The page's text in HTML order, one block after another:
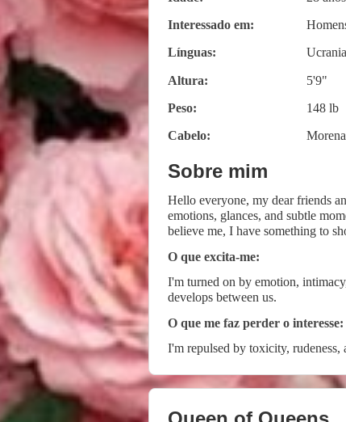
Interessado em:
Línguas:
Altura:
5'9"
Peso:
148 lb
Cabelo:
Sobre mim
Hello everyone, my dear friends
emotions, glances, and subtle
believe me, I have something to
O que excita-me:
I'm turned on by emotion,
develops between us.
O que me faz perder o interesse:
I'm repulsed by toxicity, rudeness,